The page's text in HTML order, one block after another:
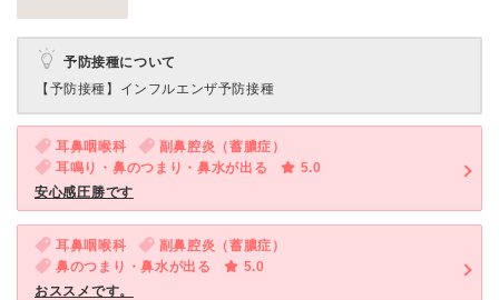
予防接種について
【予防接種】 インフルエンザ予防接種
耳鼻咽喉科
副鼻腔炎（蓄膿症）
耳鳴り・鼻のつまり・鼻水が出る
5.0
安心感圧勝です
耳鼻咽喉科
副鼻腔炎（蓄膿症）
鼻のつまり・鼻水が出る
5.0
おススメです。